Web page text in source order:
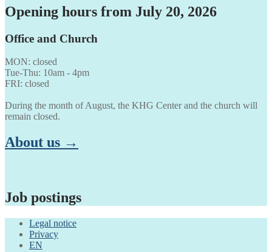
Opening hours from July 20, 2026
Office and Church
MON: closed
Tue-Thu: 10am - 4pm
FRI: closed
During the month of August, the KHG Center and the church will
remain closed.
About us →
Job postings
Legal notice
Privacy
EN